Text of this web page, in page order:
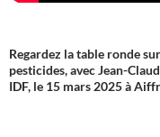
Regardez la table ronde
pesticides, avec Jean-
IDF, le 15 mars 2025 à